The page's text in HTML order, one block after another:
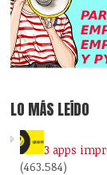
LO MÁS LEÍDO
3 apps
(463.584)